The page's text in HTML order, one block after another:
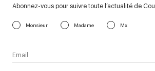
Abonnez-vous pour suivre toute l’actualité de
Monsieur Madame Mx